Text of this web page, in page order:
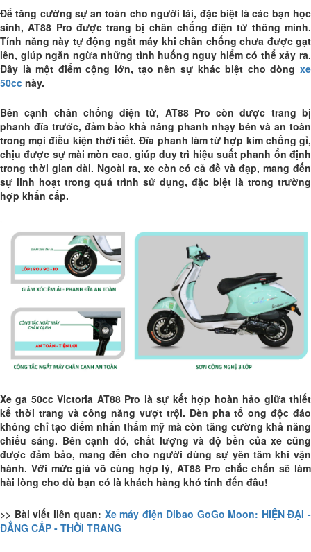
Để tăng cường sự an toàn cho người lái, đặc biệt là các bạn học
sinh, AT88 Pro được trang bị chân chống điện tử thông minh.
Tính năng này tự động ngắt máy khi chân chống chưa được gạt
lên, giúp ngăn ngừa những tình huống nguy hiểm có thể xảy ra.
Đây là một điểm cộng lớn, tạo nên sự khác biệt cho dòng xe
50cc này.
Bên cạnh chân chống điện tử, AT88 Pro còn được trang bị
phanh đĩa trước, đảm bảo khả năng phanh nhạy bén và an toàn
trong mọi điều kiện thời tiết. Đĩa phanh làm từ hợp kim chống gỉ,
chịu được sự mài mòn cao, giúp duy trì hiệu suất phanh ổn định
trong thời gian dài. Ngoài ra, xe còn có cả đề và đạp, mang đến
sự linh hoạt trong quá trình sử dụng, đặc biệt là trong trường
hợp khẩn cấp.
Xe ga 50cc Victoria AT88 Pro là sự kết hợp hoàn hảo giữa thiết
kế thời trang và công năng vượt trội. Đèn pha tổ ong độc đáo
không chỉ tạo điểm nhấn thẩm mỹ mà còn tăng cường khả năng
chiếu sáng. Bên cạnh đó, chất lượng và độ bền của xe cũng
được đảm bảo, mang đến cho người dùng sự yên tâm khi vận
hành. Với mức giá vô cùng hợp lý, AT88 Pro chắc chắn sẽ làm
hài lòng cho dù bạn có là khách hàng khó tính đến đâu!
>> Bài viết liên quan: Xe máy điện Dibao GoGo Moon: HIỆN ĐẠI -
ĐẲNG CẤP - THỜI TRANG